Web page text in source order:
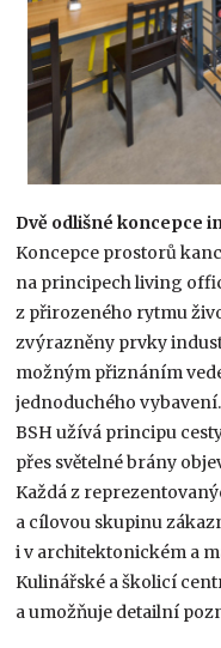
Dvě odlišné koncepce
Koncepce prostorů
na principech living
z přirozeného rytmu
zvýrazněny prvky
možným přiznáním
jednoduchého
BSH užívá principu
přes světelné brány
Každá z
a cílovou skupinu
i v architektonickém a
Kulinářské a školicí
a umožňuje detailní